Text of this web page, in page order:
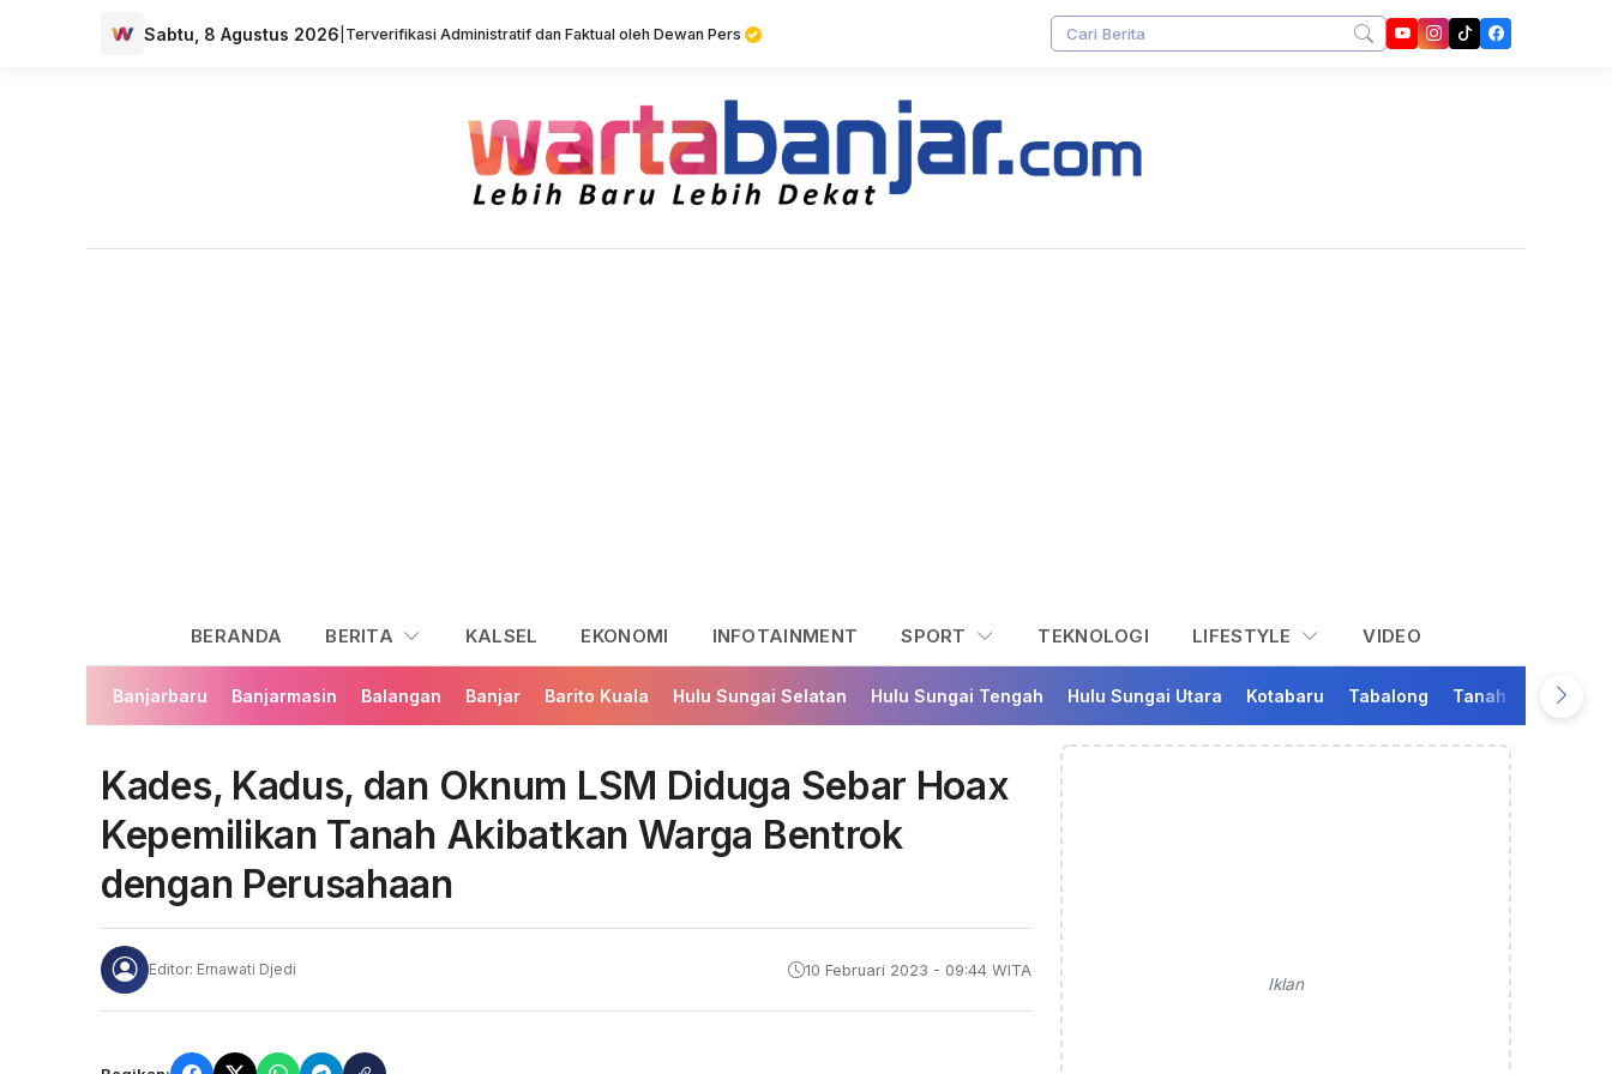
Sabtu, 8 Agustus 2026 Terverifikasi Administratif dan Faktual oleh Dewan Pers
BERANDA BERITA KALSEL EKONOMI INFOTAINMENT SPORT TEKNOLOGI LIFESTYLE VIDEO
Banjarbaru Banjarmasin Balangan Banjar Barito Kuala Hulu Sungai Selatan Hulu Sungai Tengah Hulu Sungai Utara Kotabaru Tabalong Tanah Bumbu
Kades, Kadus, dan Oknum LSM Diduga Sebar Hoax
Kepemilikan Tanah Akibatkan Warga Bentrok
dengan Perusahaan
Editor: Ernawati Djedi 10 Februari 2023 - 09:44 WITA
Iklan